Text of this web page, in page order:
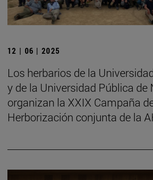
12 | 06 | 2025
Los herbarios de la
y de la Universidad Pública de
organizan la XXIX Campaña
Herborización conjunta de la